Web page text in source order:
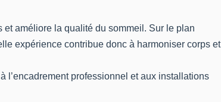
améliore la qualité du sommeil. Sur le plan
expérience contribue donc à harmoniser corps et
l’encadrement professionnel et aux installations